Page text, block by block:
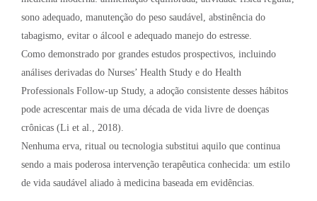
sono adequado, manutenção do peso saudável, abstinência do
tabagismo, evitar o álcool e adequado manejo do estresse.
Como demonstrado por grandes estudos prospectivos, incluindo
análises derivadas do Nurses’ Health Study e do Health
Professionals Follow-up Study, a adoção consistente desses hábitos
pode acrescentar mais de uma década de vida livre de doenças
crônicas (Li et al., 2018).
Nenhuma erva, ritual ou tecnologia substitui aquilo que continua
sendo a mais poderosa intervenção terapêutica conhecida: um estilo
de vida saudável aliado à medicina baseada em evidências.